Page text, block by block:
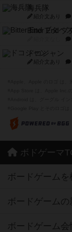
海兵隊
紹介文あり
Bitter End ブ
ドコジャン
紹介文あり
ボドゲーマ
ボードゲームを
ボードゲーム
ボードゲーム会